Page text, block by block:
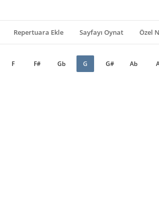
Repertuara Ekle Sayfayı Oynat Özel
F F# Gb G G# Ab